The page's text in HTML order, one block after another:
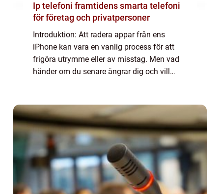
Ip telefoni framtidens smarta telefoni
för företag och privatpersoner
Introduktion: Att radera appar från ens
iPhone kan vara en vanlig process för att
frigöra utrymme eller av misstag. Men vad
händer om du senare ångrar dig och vill
alte...